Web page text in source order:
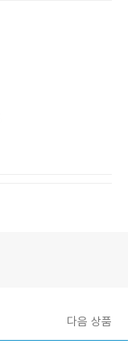
다음 상품